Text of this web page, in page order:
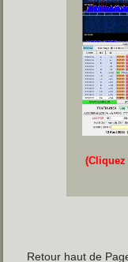
Retour haut de